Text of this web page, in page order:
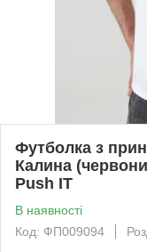
Футболка з
Калина
Push IT
В наявності
Код: ФП009094